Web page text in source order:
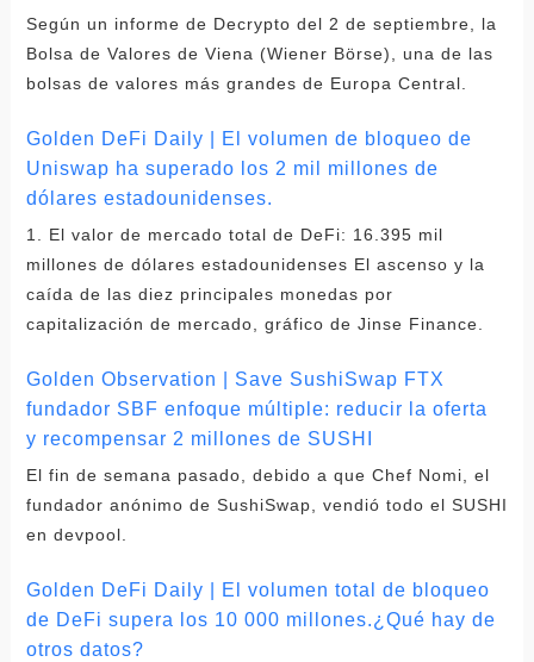
Según un informe de Decrypto del 2 de septiembre, la
Bolsa de Valores de Viena (Wiener Börse), una de las
bolsas de valores más grandes de Europa Central.
Golden DeFi Daily | El volumen de bloqueo de
Uniswap ha superado los 2 mil millones de
dólares estadounidenses.
1. El valor de mercado total de DeFi: 16.395 mil
millones de dólares estadounidenses El ascenso y la
caída de las diez principales monedas por
capitalización de mercado, gráfico de Jinse Finance.
Golden Observation | Save SushiSwap FTX
fundador SBF enfoque múltiple: reducir la oferta
y recompensar 2 millones de SUSHI
El fin de semana pasado, debido a que Chef Nomi, el
fundador anónimo de SushiSwap, vendió todo el SUSHI
en devpool.
Golden DeFi Daily | El volumen total de bloqueo
de DeFi supera los 10 000 millones.¿Qué hay de
otros datos?